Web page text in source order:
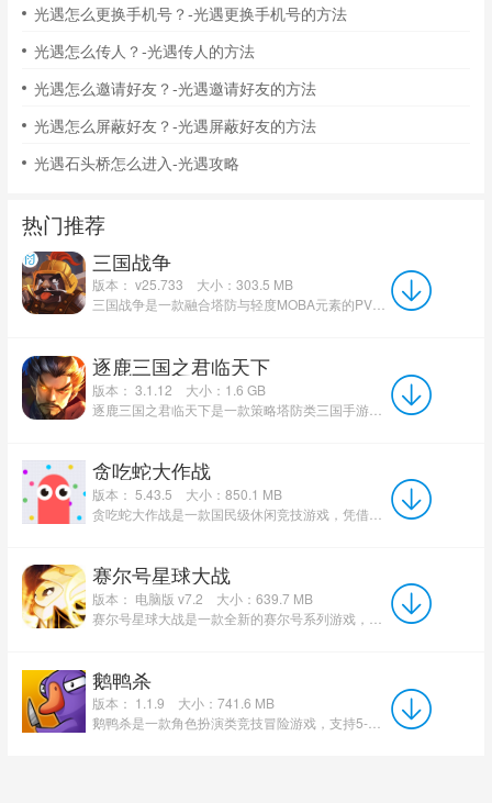
光遇怎么更换手机号？-光遇更换手机号的方法
光遇怎么传人？-光遇传人的方法
光遇怎么邀请好友？-光遇邀请好友的方法
光遇怎么屏蔽好友？-光遇屏蔽好友的方法
光遇石头桥怎么进入-光遇攻略
热门推荐
三国战争
版本： v25.733
大小：303.5 MB
三国战争是一款融合塔防与轻度MOBA元素的PVP策略游戏，以经典RPG地图《三国雪》《路人三国》为蓝本，还原深度...
逐鹿三国之君临天下
版本： 3.1.12
大小：1.6 GB
逐鹿三国之君临天下是一款策略塔防类三国手游，电脑版逐鹿三国之君临天下中不但有激烈的全球攻防对抗，而且还...
贪吃蛇大作战
版本： 5.43.5
大小：850.1 MB
赛尔号星球大战
版本： 电脑版 v7.2
大小：639.7 MB
鹅鸭杀
版本： 1.1.9
大小：741.6 MB
鹅鸭杀是一款角色扮演类竞技冒险游戏，支持5-16人实时语音联机，分鹅、鸭、中立三大阵营博弈，Q萌3D画风搭...